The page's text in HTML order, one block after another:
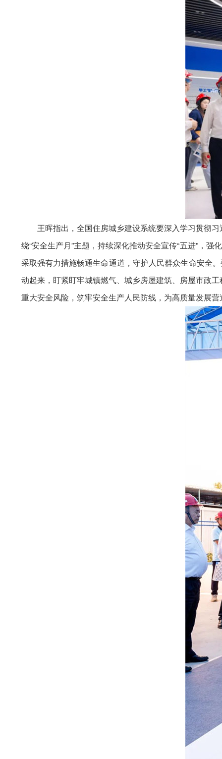
王晖指出，全国住房城乡建设系统要深入学习贯彻
绕“安全生产月”主题，持续深化推动安全宣传“五进”，
采取强有力措施畅通生命通道，守护人民群众生命安全
动起来，盯紧盯牢城镇燃气、城乡房屋建筑、房屋市政
重大安全风险，筑牢安全生产人民防线，为高质量发展